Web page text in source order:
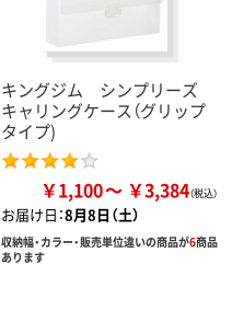
キングジム シンプリーズ
キャリングケース（グリップ
タイプ)
￥1,100 ￥3,384
お届け日：8月8日（土）
収納幅・カラー・販売単位違いの商品が6商品
あります